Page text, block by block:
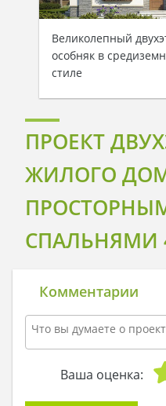
Великолепный
особняк в
стиле
ПРОЕКТ
ЖИЛОГО
СПАЛЬНЯМИ
Комментарии
Ваша оценка: